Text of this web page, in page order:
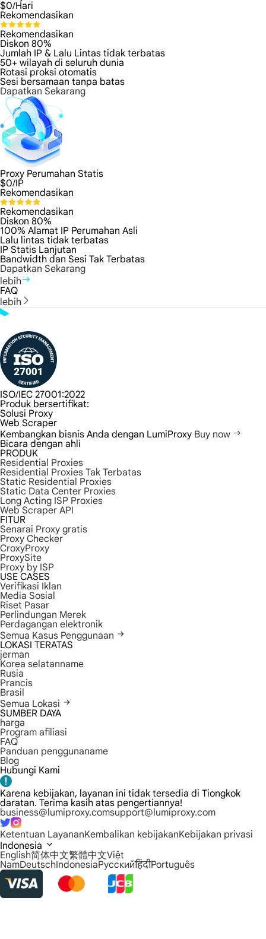
$0/Hari
Rekomendasikan
Rekomendasikan
Diskon 80%
Jumlah IP & Lalu Lintas tidak terbatas
50+ wilayah di seluruh dunia
Rotasi proksi otomatis
Sesi bersamaan tanpa batas
Dapatkan Sekarang
Proxy Perumahan Statis
$0/IP
Rekomendasikan
Rekomendasikan
Diskon 80%
100% Alamat IP Perumahan Asli
Lalu lintas tidak terbatas
IP Statis Lanjutan
Bandwidth dan Sesi Tak Terbatas
Dapatkan Sekarang
lebih
FAQ
lebih
ISO/IEC 27001:2022
Produk bersertifikat:
Solusi Proxy
Web Scraper
Kembangkan bisnis Anda dengan LumiProxy Buy now
Bicara dengan ahli
PRODUK
Residential Proxies
Residential Proxies Tak Terbatas
Static Residential Proxies
Static Data Center Proxies
Long Acting ISP Proxies
Web Scraper API
FITUR
Senarai Proxy gratis
Proxy Checker
CroxyProxy
ProxySite
Proxy by ISP
USE CASES
Verifikasi Iklan
Media Sosial
Riset Pasar
Perlindungan Merek
Perdagangan elektronik
Semua Kasus Penggunaan
LOKASI TERATAS
jerman
Korea selatanname
Rusia
Prancis
Brasil
Semua Lokasi
SUMBER DAYA
harga
Program afiliasi
FAQ
Panduan penggunaname
Blog
Hubungi Kami
Karena kebijakan, layanan ini tidak tersedia di Tiongkok
daratan. Terima kasih atas pengertiannya!
business@lumiproxy.comsupport@lumiproxy.com
Ketentuan LayananKembalikan kebijakanKebijakan privasi
Indonesia
English简体中文繁體中文Việt
NamDeutschIndonesiaРусскийहिंदीPortuguês